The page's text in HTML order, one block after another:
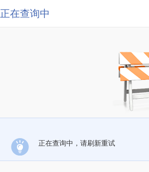
正在查询中
正在查询中，请刷新重试